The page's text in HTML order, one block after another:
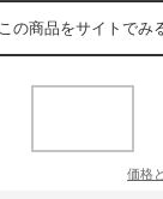
この商品をサイトでみ
価格